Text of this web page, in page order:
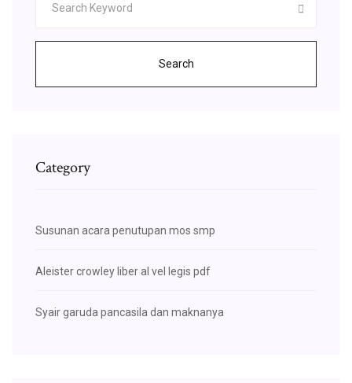
Search
Category
Susunan acara penutupan mos smp
Aleister crowley liber al vel legis pdf
Syair garuda pancasila dan maknanya